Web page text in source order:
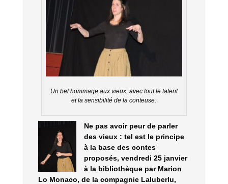
Un bel hommage aux vieux, avec tout le talent
et la sensibilité de la conteuse.
Ne pas avoir peur de parler
des vieux : tel est le principe
à la base des contes
proposés, vendredi 25 janvier
à la bibliothèque par Marion
Lo Monaco, de la compagnie Laluberlu,